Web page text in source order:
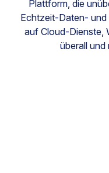
Plattform, die
Echtzeit-Daten-
auf Cloud-Dienste,
überall und